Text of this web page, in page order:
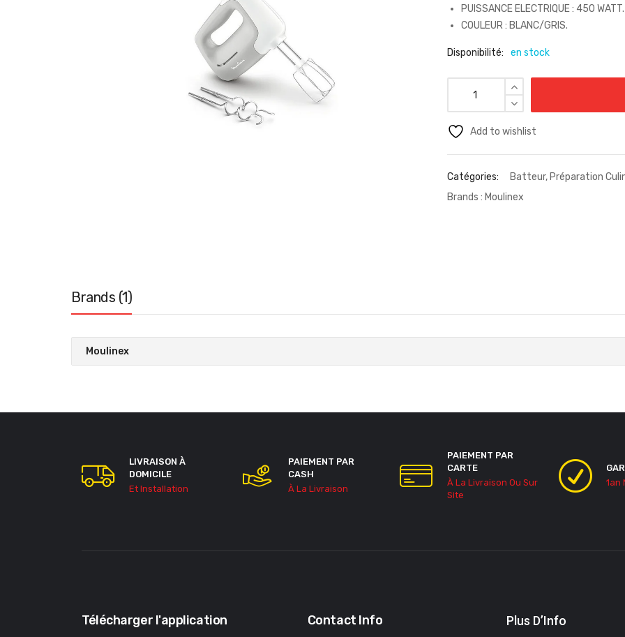
PUISSANCE ELECTRIQUE : 450 WATT.
COULEUR : BLANC/GRIS.
Disponibilité: en stock
Add to wishlist
Catégories: Batteur, Préparation
Brands : Moulinex
Brands (1)
Moulinex
LIVRAISON À
DOMICILE
Et Installation
PAIEMENT PAR
CASH
À La Livraison
PAIEMENT PAR
CARTE
À La Livraison Ou Sur
Site
1an
Télécharger l'application Contact Info Plus D’Info